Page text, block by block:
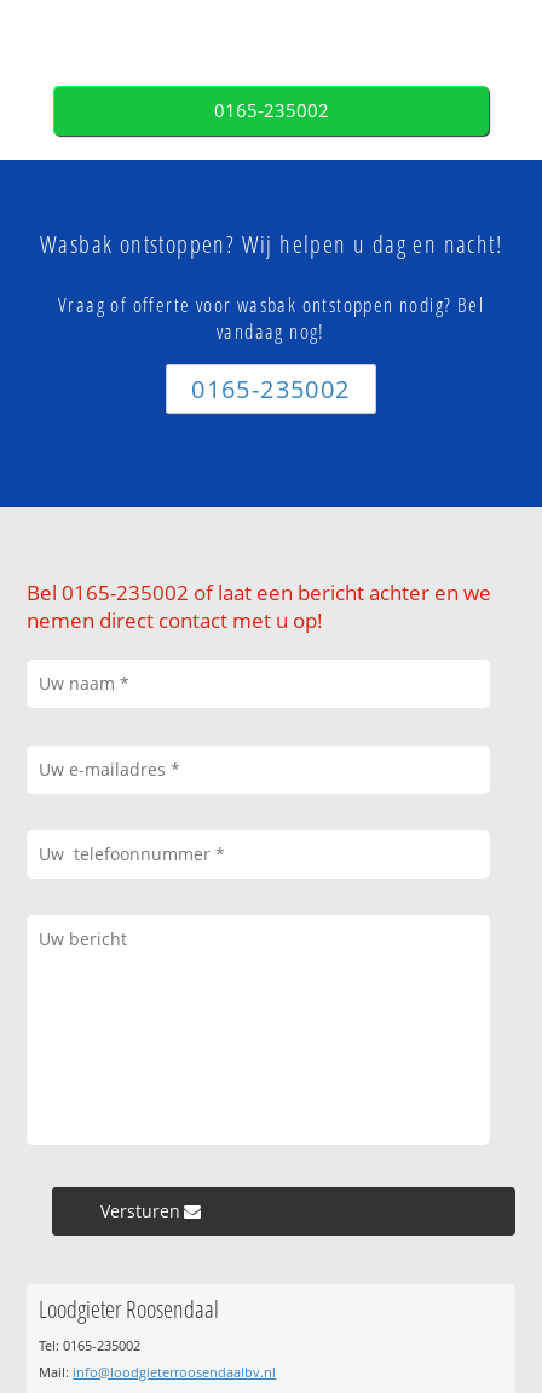
0165-235002
Wasbak ontstoppen? Wij helpen u dag en nacht!
Vraag of offerte voor wasbak ontstoppen nodig? Bel
vandaag nog!
0165-235002
Bel 0165-235002 of laat een bericht achter en we
nemen direct contact met u op!
Versturen »
Loodgieter Roosendaal
Tel: 0165-235002
Mail: info@loodgieterroosendaalbv.nl